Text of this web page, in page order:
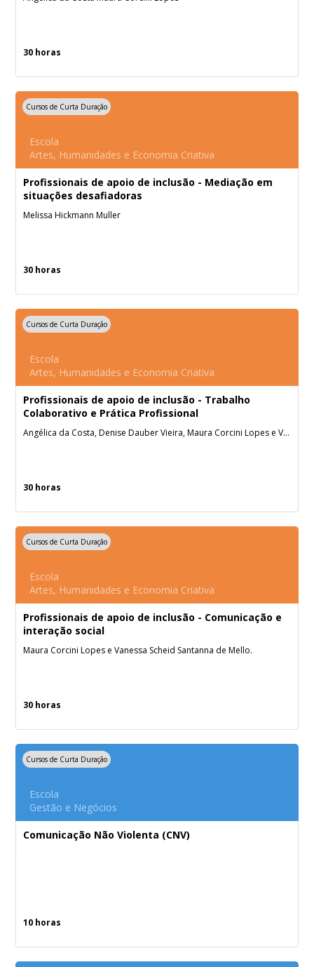
30 horas
Cursos de Curta Duração
Escola
Artes, Humanidades e Economia Criativa
Profissionais de apoio de inclusão - Mediação em
situações desafiadoras
Melissa Hickmann Muller
30 horas
Cursos de Curta Duração
Escola
Artes, Humanidades e Economia Criativa
Profissionais de apoio de inclusão - Trabalho
Colaborativo e Prática Profissional
Angélica da Costa, Denise Dauber Vieira, Maura Corcini Lopes e Vanessa Scheid Santanna de Mello.
30 horas
Cursos de Curta Duração
Escola
Artes, Humanidades e Economia Criativa
Profissionais de apoio de inclusão - Comunicação e
interação social
Maura Corcini Lopes e Vanessa Scheid Santanna de Mello.
30 horas
Cursos de Curta Duração
Escola
Gestão e Negócios
Comunicação Não Violenta (CNV)
10 horas